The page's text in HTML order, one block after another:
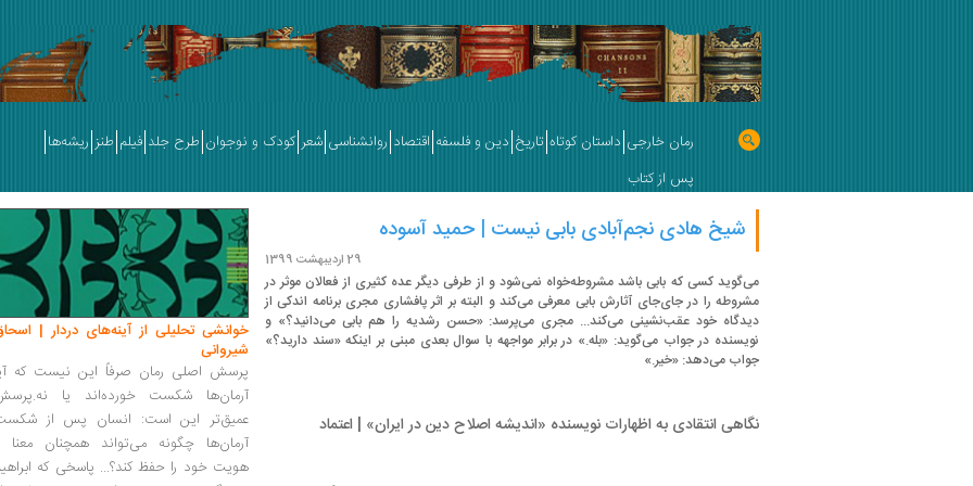
رمان خارجی داستان کوتاه تاریخ دین و فلسفه اقتصاد روانشناسی شعر کودک و نوجوان طرح جلد فیلم طنز ریشه‌ها
پس از کتاب
شیخ هادی نجم‌آبادی بابی نیست | حمید آسوده
29 اردیبهشت 1399
می‌گوید کسی که بابی باشد مشروطه‌خواه نمی‌شود و از طرفی دیگر عده کثیری از فعالان موثر در
مشروطه را در جای‌جای آثارش بابی معرفی می‌کند و البته بر اثر پافشاری مجری برنامه اندکی از
دیدگاه خود عقب‌نشینی می‌کند... مجری می‌پرسد: «حسن رشدیه را هم بابی می‌دانید؟» و
نویسنده در جواب می‌گوید: «بله.» در برابر مواجهه با سوال بعدی مبنی بر اینکه «سند دارید؟»
جواب می‌دهد: «خیر.»
نگاهی انتقادی به اظهارات نویسنده «اندیشه اصلاح دین در ایران» | اعتماد
خوانشی تحلیلی از آینه‌های دردار |
شیروانی
پرسش اصلی رمان صرفاً این نیست که
آرمان‌ها شکست خورده‌اند یا
عمیق‌تر این است: انسان پس از
آرمان‌ها چگونه می‌تواند همچنان معنا
هویت خود را حفظ کند؟... پاسخی که